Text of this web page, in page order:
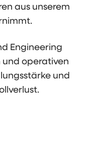
aus unserem
Engineering
und operativen
und